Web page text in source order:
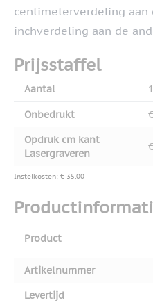
centimeterverdeling aan
inchverdeling aan de
Prijsstaffel
Aantal
Onbedrukt
Opdruk cm kant
Lasergraveren
Instelkosten: € 35,00
Product
Artikelnummer
Levertijd